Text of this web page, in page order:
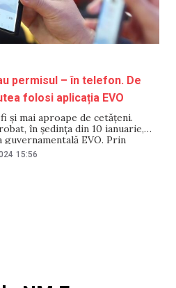
permisul – în telefon. De
folosi aplicația EVO
și mai aproape de cetățeni.
în ședința din 10 ianuarie,
EVO. Prin
vor avea acces la informații
15:56